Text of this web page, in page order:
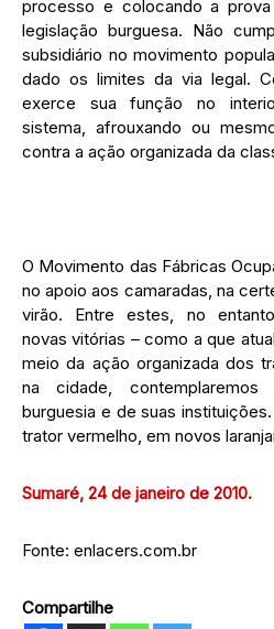
processo e colocando a
legislação burguesa. Não
subsidiário no movimento
dado os limites da via legal.
exerce sua função no
sistema, afrouxando ou
contra a ação organizada da
O Movimento das Fábricas
no apoio aos camaradas, na
virão. Entre estes, no
novas vitórias – como a que
meio da ação organizada dos
na cidade,
burguesia e de suas
trator vermelho, em novos
Sumaré, 24 de janeiro de 2010.
Fonte: enlacers.com.br
Compartilhe